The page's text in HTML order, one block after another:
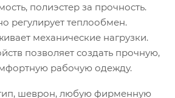
полиэстер за прочность.
регулирует теплообмен.
механические нагрузки.
позволяет создать прочную,
рабочую одежду.
шеврон, любую фирменную